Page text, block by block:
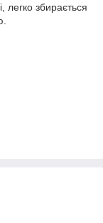
легко збирається